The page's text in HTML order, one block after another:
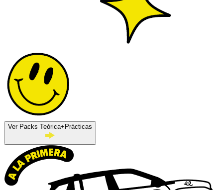
Ver Packs Teórica+Prácticas